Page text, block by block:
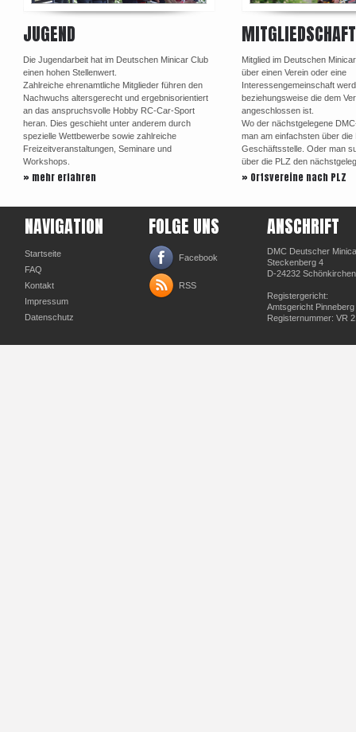
JUGEND
Die Jugendarbeit hat im Deutschen Minicar Club
einen hohen Stellenwert.
Zahlreiche ehrenamtliche Mitglieder führen den
Nachwuchs altersgerecht und ergebnisorientiert
an das anspruchsvolle Hobby RC-Car-Sport
heran. Dies geschieht unter anderem durch
spezielle Wettbewerbe sowie zahlreiche
Freizeitveranstaltungen, Seminare und
Workshops.
» mehr erfahren
MITGLIEDSCHAFT
Mitglied im Deutschen
über einen Verein oder eine
Interessengemeinschaft
beziehungsweise die dem
angeschlossen ist.
Wo der nächstgelegene
man am einfachsten über die
Geschäftsstelle. Oder man
über die PLZ den
» Ortsvereine nach PLZ
NAVIGATION
Startseite
FAQ
Kontakt
Impressum
Datenschutz
FOLGE UNS
Facebook
RSS
ANSCHRIFT
DMC Deutscher
Steckenberg 4
D-24232 Schönkirchen
Registergericht:
Amtsgericht Pinneberg
Registernummer: VR